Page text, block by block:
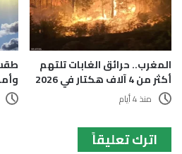
المغرب.. حرائق الغابات تلتهم
أكثر من 4 آلاف هكتار في 2026
منذ 4 أيام
اترك تعليقاً